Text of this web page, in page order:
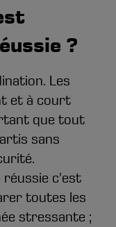
?
Les
et à court
que tout
sans
c’est
toutes les
stressante ;